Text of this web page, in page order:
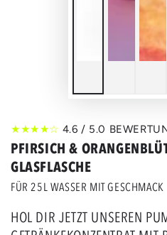
★★★★☆ 4.6 / 5.0
PFIRSICH &
GLASFLASCHE
FÜR 25L WASSER MIT GESCHMACK
HOL DIR JETZT UNSEREN